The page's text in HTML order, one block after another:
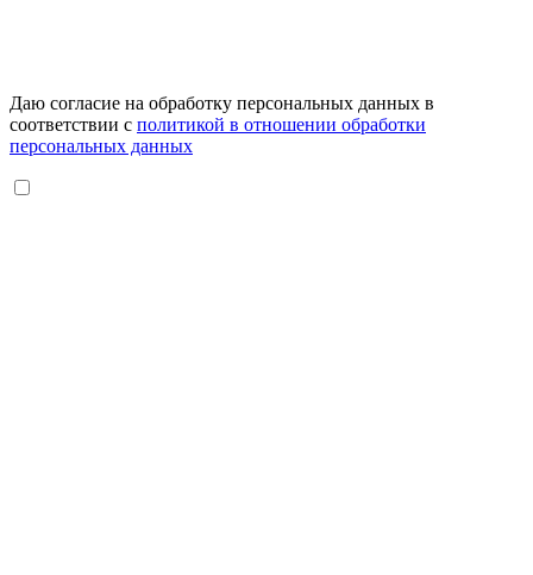
Даю согласие на обработку персональных данных в
соответствии с политикой в отношении обработки
персональных данных